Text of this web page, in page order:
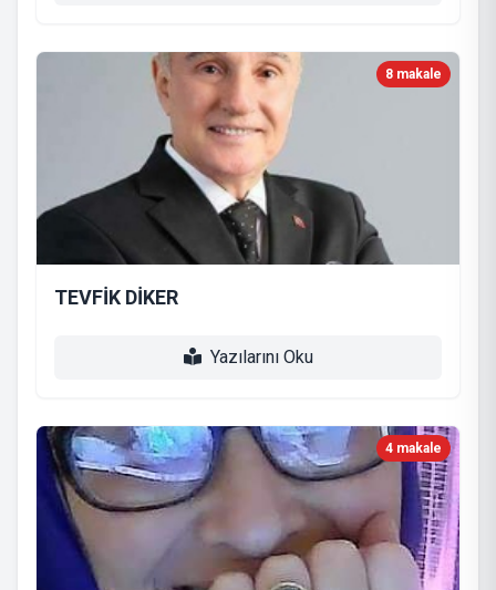
8 makale
TEVFİK DİKER
Yazılarını Oku
4 makale